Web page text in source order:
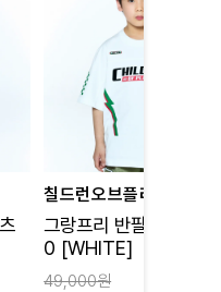
칠드런오브플래닛
그랑프리 반팔 티셔츠 04
0 [WHITE]
49,000원